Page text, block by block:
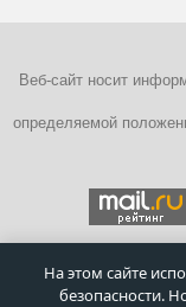
Веб-сайт носит
определяемой
На этом сайте
безопасности.